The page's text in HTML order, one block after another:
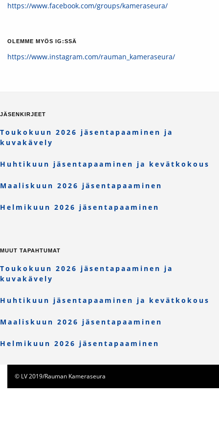
https://www.facebook.com/groups/kameraseura/
OLEMME MYÖS IG:SSÄ
https://www.instagram.com/rauman_kameraseura/
JÄSENKIRJEET
Toukokuun 2026 jäsentapaaminen ja
kuvakävely
Huhtikuun jäsentapaaminen ja kevätkokous
Maaliskuun 2026 jäsentapaaminen
Helmikuun 2026 jäsentapaaminen
MUUT TAPAHTUMAT
Toukokuun 2026 jäsentapaaminen ja
kuvakävely
Huhtikuun jäsentapaaminen ja kevätkokous
Maaliskuun 2026 jäsentapaaminen
Helmikuun 2026 jäsentapaaminen
© LV 2019/Rauman Kameraseura